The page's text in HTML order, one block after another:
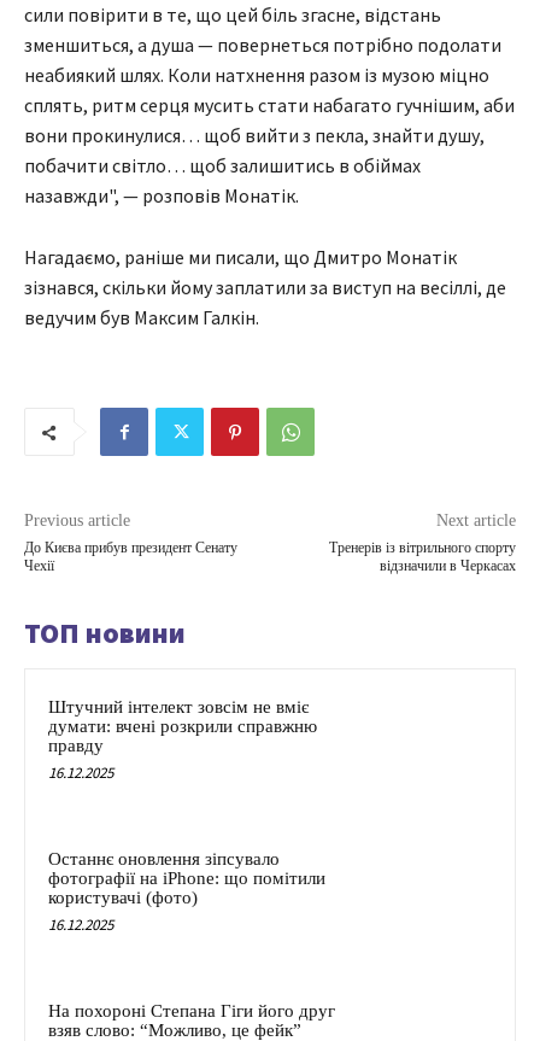
сили повірити в те, що цей біль згасне, відстань
зменшиться, а душа — повернеться потрібно подолати
неабиякий шлях. Коли натхнення разом із музою міцно
сплять, ритм серця мусить стати набагато гучнішим, аби
вони прокинулися… щоб вийти з пекла, знайти душу,
побачити світло… щоб залишитись в обіймах
назавжди", — розповів Монатік.
Нагадаємо, раніше ми писали, що Дмитро Монатік
зізнався, скільки йому заплатили за виступ на весіллі, де
ведучим був Максим Галкін.
Previous article
До Києва прибув президент Сенату
Чехії
Next article
Тренерів із вітрильного спорту
відзначили в Черкасах
ТОП новини
Штучний інтелект зовсім не вміє
думати: вчені розкрили справжню
правду
16.12.2025
Останнє оновлення зіпсувало
фотографії на iPhone: що помітили
користувачі (фото)
16.12.2025
На похороні Степана Гіги його друг
взяв слово: “Можливо, це фейк”